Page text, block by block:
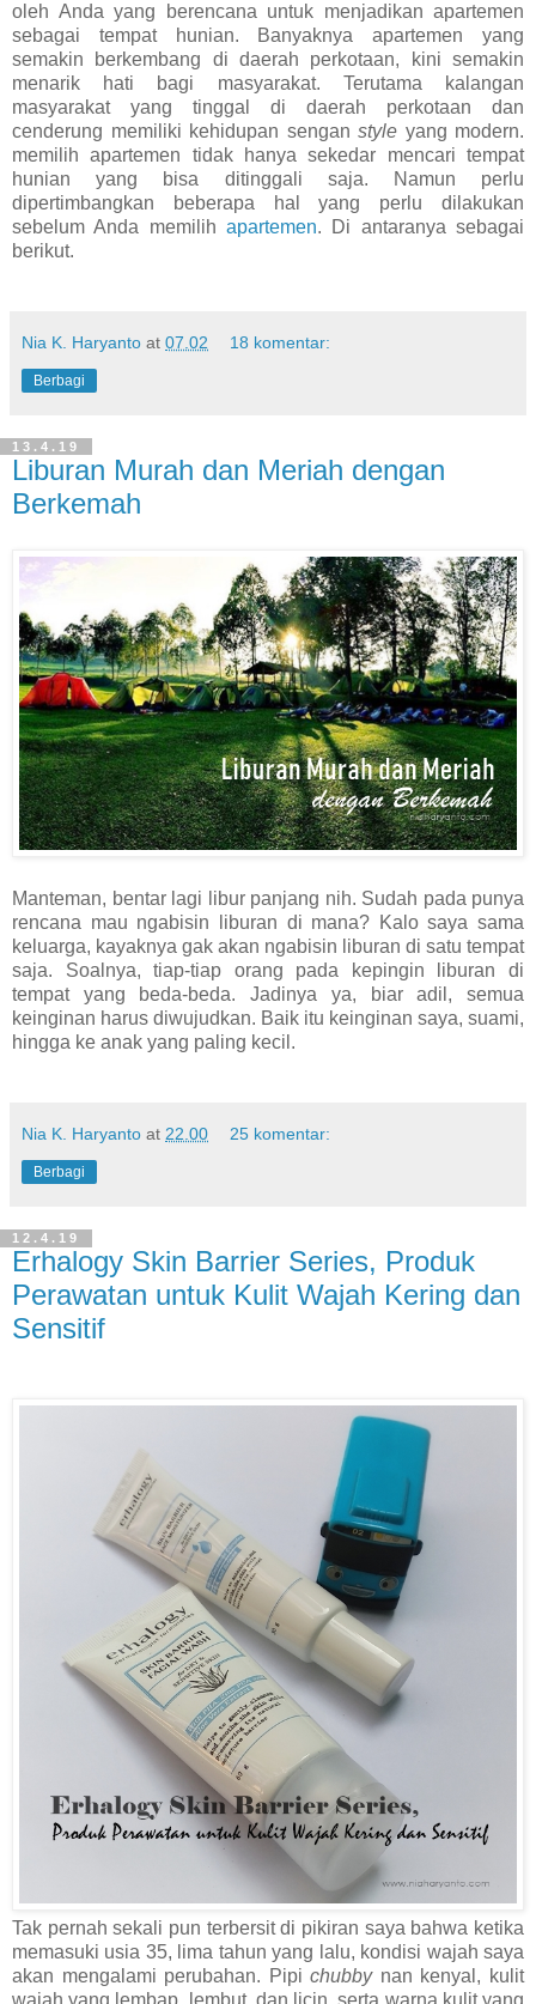
oleh Anda yang berencana untuk menjadikan apartemen
sebagai tempat hunian. Banyaknya apartemen yang
semakin berkembang di daerah perkotaan, kini semakin
menarik hati bagi masyarakat. Terutama kalangan
masyarakat yang tinggal di daerah perkotaan dan
cenderung memiliki kehidupan sengan style yang modern.
memilih apartemen tidak hanya sekedar mencari tempat
hunian yang bisa ditinggali saja. Namun perlu
dipertimbangkan beberapa hal yang perlu dilakukan
sebelum Anda memilih apartemen. Di antaranya sebagai
berikut.
Nia K. Haryanto at 07.02 18 komentar:
Berbagi
13.4.19
Liburan Murah dan Meriah dengan
Berkemah
Manteman, bentar lagi libur panjang nih. Sudah pada punya
rencana mau ngabisin liburan di mana? Kalo saya sama
keluarga, kayaknya gak akan ngabisin liburan di satu tempat
saja. Soalnya, tiap-tiap orang pada kepingin liburan di
tempat yang beda-beda. Jadinya ya, biar adil, semua
keinginan harus diwujudkan. Baik itu keinginan saya, suami,
hingga ke anak yang paling kecil.
Nia K. Haryanto at 22.00 25 komentar:
Berbagi
12.4.19
Erhalogy Skin Barrier Series, Produk
Perawatan untuk Kulit Wajah Kering dan
Sensitif
Tak pernah sekali pun terbersit di pikiran saya bahwa ketika
memasuki usia 35, lima tahun yang lalu, kondisi wajah saya
akan mengalami perubahan. Pipichubbynan ​​kenyal, kulit